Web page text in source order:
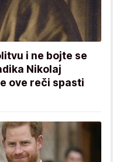
i ne bojte se
Nikolaj
ove reči spasti